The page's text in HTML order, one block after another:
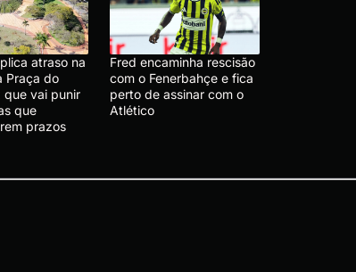
atraso na
Praça do
que vai punir
que
prazos
Fred encaminha rescisão
com o Fenerbahçe e fica
perto de assinar com o
Atlético